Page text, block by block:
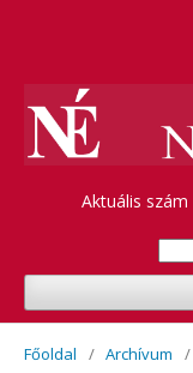
Aktuális szám
Főoldal / Archívum /